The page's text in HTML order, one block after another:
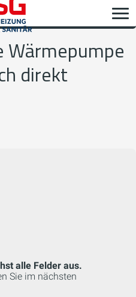
Wärmepumpe
direkt
alle Felder aus.
Sie im nächsten